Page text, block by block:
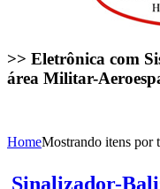
>> Eletrônica com
área Militar-
HomeMostrando itens por
Sinalizador-